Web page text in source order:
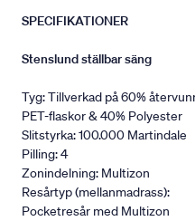
SPECIFIKATIONER
Stenslund ställbar säng
Tyg: Tillverkad på 60%
PET-flaskor & 40% Polyester
Slitstyrka: 100.000 Martindale
Pilling: 4
Zonindelning: Multizon
Resårtyp (mellanmadrass):
Pocketresår med Multizon